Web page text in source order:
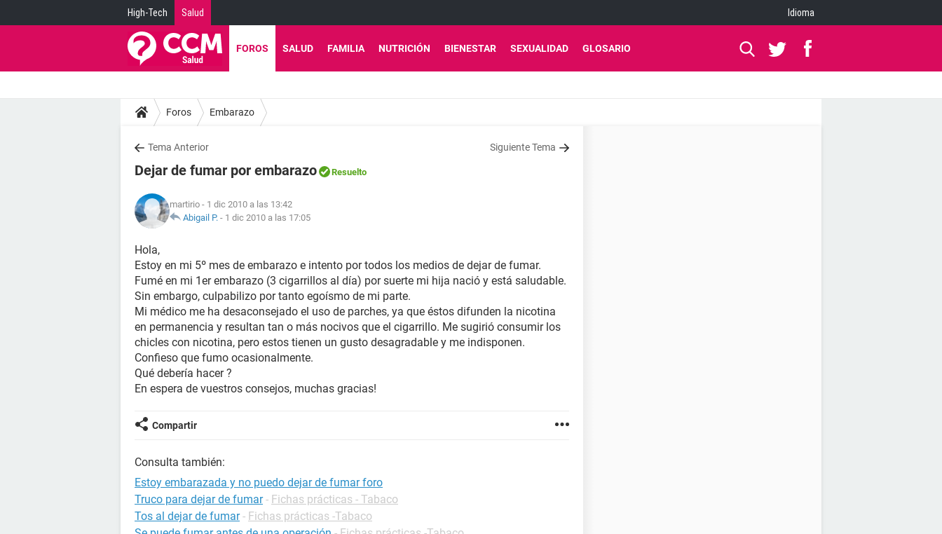
High-Tech Salud Idioma
FOROS SALUD FAMILIA NUTRICIÓN BIENESTAR SEXUALIDAD GLOSARIO
Foros Embarazo
Tema Anterior Siguiente Tema
Dejar de fumar por embarazo Resuelto
martirio - 1 dic 2010 a las 13:42
Abigail P. - 1 dic 2010 a las 17:05
Hola,
Estoy en mi 5º mes de embarazo e intento por todos los medios de dejar de fumar.
Fumé en mi 1er embarazo (3 cigarrillos al día) por suerte mi hija nació y está saludable.
Sin embargo, culpabilizo por tanto egoísmo de mi parte.
Mi médico me ha desaconsejado el uso de parches, ya que éstos difunden la nicotina
en permanencia y resultan tan o más nocivos que el cigarrillo. Me sugirió consumir los
chicles con nicotina, pero estos tienen un gusto desagradable y me indisponen.
Confieso que fumo ocasionalmente.
Qué debería hacer ?
En espera de vuestros consejos, muchas gracias!
Compartir
Consulta también:
Estoy embarazada y no puedo dejar de fumar foro
Truco para dejar de fumar - Fichas prácticas - Tabaco
Tos al dejar de fumar - Fichas prácticas -Tabaco